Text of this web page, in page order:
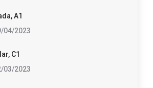
A1
04/2023
C1
03/2023